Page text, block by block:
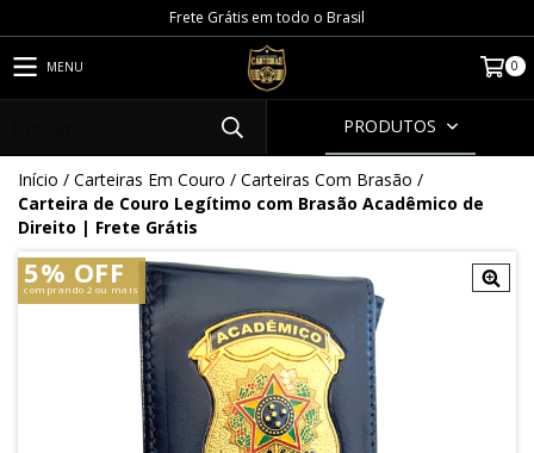
Frete Grátis em todo o Brasil
MENU 0
PRODUTOS
Início / Carteiras Em Couro / Carteiras Com Brasão /
Carteira de Couro Legítimo com Brasão Acadêmico de
Direito | Frete Grátis
5% OFF
comprando 2 ou mais